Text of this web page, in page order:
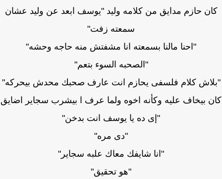
حازم مدايق من كلامه وليد "يوسف ابعد عن وليد عشان
سمعته زفت"
"احنا مالنا بسمعته انا مشفتش منه حاجه وحشه"
"الصحبه السوء بتعم"
كلام فلسفى يحازم انت عارف صحبك محدش بيحركه"
بيخاف عليه وكأنه اخوه ولما عرف ا بيشرب سجاير اضايق
"إى ده يا يوسف انت بدخن"
"دى مره"
"انا شايفك معاك علبه سجاير"
"هو تحقيق"